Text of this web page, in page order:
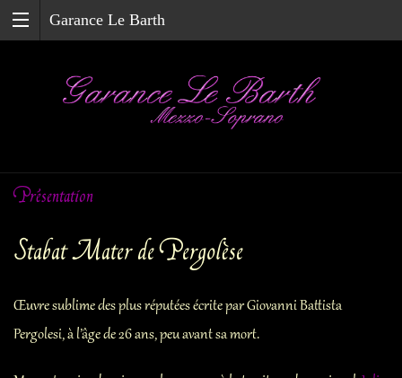
Garance Le Barth
Skip
content
Présentation
Garance Le Barth
Ma vie d’artiste
Concerts et agenda
Stabat Mater de Pergolèse
Œuvre sublime des plus réputées écrite par Giovanni Battista
Pergolesi, à l’âge de 26 ans, peu avant sa mort.